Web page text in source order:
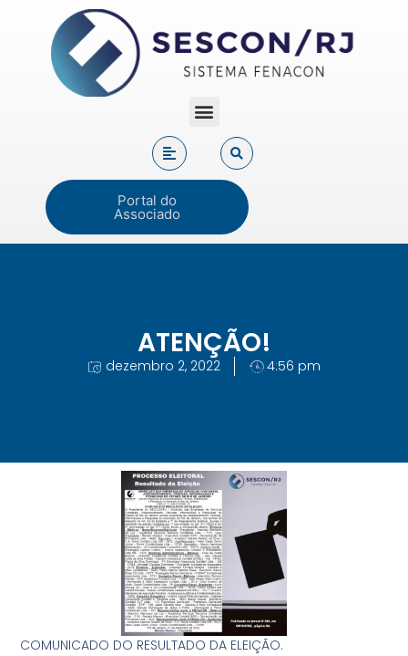
Portal do
Associado
ATENÇÃO!
dezembro 2, 2022 4:56 pm
COMUNICADO DO RESULTADO DA ELEIÇÃO.